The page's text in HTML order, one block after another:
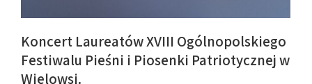
Koncert Laureatów XVIII Ogólnopolskiego
Festiwalu Pieśni i Piosenki Patriotycznej w
Wielowsi.